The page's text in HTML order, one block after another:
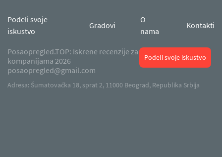
Podeli svoje iskustvo
Podeli svoje
iskustvo
Gradovi
O
nama
Kontakti
Posaopregled.TOP: Iskrene recenzije zaposlenika o radu u
kompanijama 2026
posaopregled@gmail.com
Adresa: Šumatovačka 18, sprat 2, 11000 Beograd, Republika Srbija